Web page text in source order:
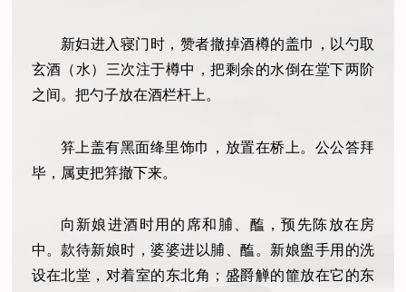
新妇进入寝门时，赞者撤掉酒樽的盖巾，以勺取
玄酒（水）三次注于樽中，把剩余的水倒在堂下两阶
之间。把勺子放在酒栏杆上。
笲上盖有黑面绛里饰巾，放置在桥上。公公答拜
毕，属吏把笲撤下来。
向新娘进酒时用的席和脯、醢，预先陈放在房
中。款待新娘时，婆婆进以脯、醢。新娘盥手用的洗
设在北堂，对着室的东北角；盛爵觯的篚放在它的东